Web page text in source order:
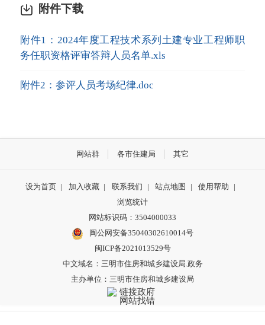
附件下载
附件1：2024年度工程技术系列土建专业工程师职
务任职资格评审答辩人员名单.xls
附件2：参评人员考场纪律.doc
网站群 各市住建局 其它
设为首页 | 加入收藏 | 联系我们 | 站点地图 | 使用帮助
|
浏览统计
网站标识码：3504000033
闽公网安备35040302610014号
闽ICP备2021013529号
中文域名：三明市住房和城乡建设局.政务
主办单位：三明市住房和城乡建设局